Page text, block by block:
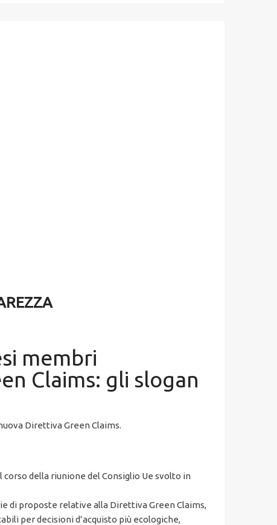
membri
Claims: gli slogan
Direttiva Green Claims.
della riunione del Consiglio Ue svolto in
di proposte relative alla Direttiva Green Claims,
per decisioni d’acquisto più ecologiche,